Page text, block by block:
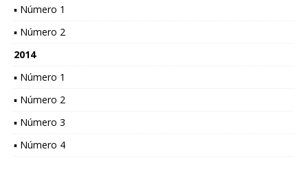
▪ Número 1
▪ Número 2
2014
▪ Número 1
▪ Número 2
▪ Número 3
▪ Número 4